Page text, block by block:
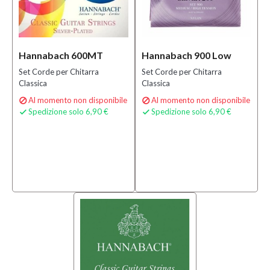
Hannabach 600MT
Set Corde per Chitarra
Classica
Al momento non disponibile
 Spedizione solo 6,90 €
Hannabach 900 Low
Set Corde per Chitarra
Classica
Al momento non disponibile
 Spedizione solo 6,90 €